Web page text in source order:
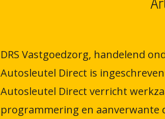
DRS Vastgoedzorg, handelend
Autosleutel Direct is
Autosleutel Direct verricht
programmering en aanverwante